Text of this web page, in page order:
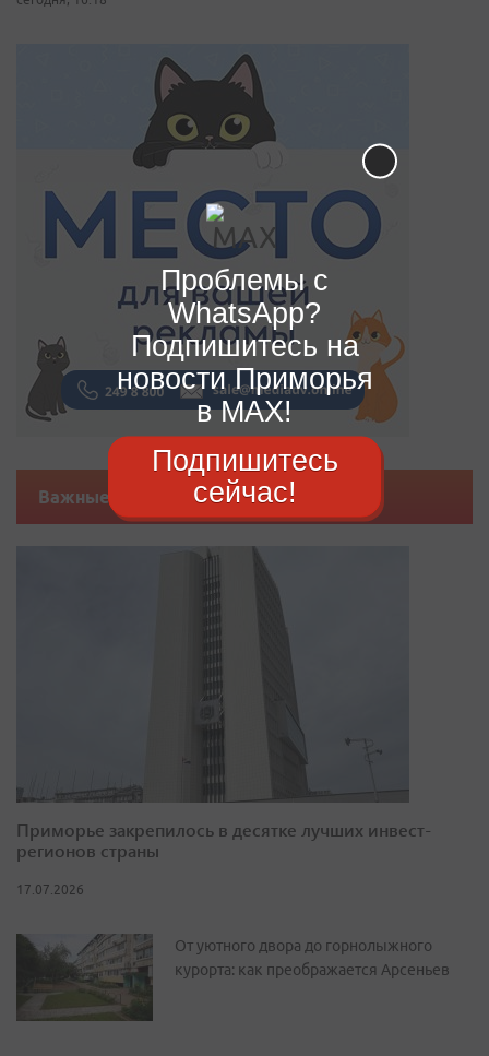
Важные новости
Приморье закрепилось в десятке лучших инвест-
регионов страны
17.07.2026
От уютного двора до горнолыжного
курорта: как преображается Арсеньев
Проблемы с
WhatsApp?
Подпишитесь на
новости Приморья
в MAX!
Подпишитесь
сейчас!